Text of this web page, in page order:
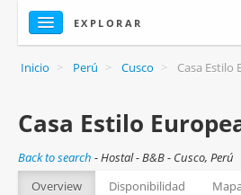
EXPLORAR
Inicio > Perú > Cusco > Casa Estilo
Casa Estilo
Back to search -Hostal - B&B - Cusco, Perú
Overview
Disponibilidad